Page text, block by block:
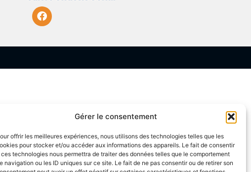
Gérer le consentement
offrir les meilleures expériences, nous utilisons des technologies telles que les
pour stocker et/ou accéder aux informations des appareils. Le fait de consentir
ces technologies nous permettra de traiter des données telles que le comportement
navigation ou les ID uniques sur ce site. Le fait de ne pas consentir ou de retirer son